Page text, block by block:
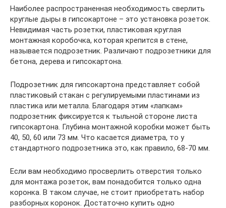
Наиболее распространенная необходимость сверлить
круглые дыры в гипсокартоне – это установка розеток.
Невидимая часть розетки, пластиковая круглая
монтажная коробочка, которая крепится в стене,
называется подрозетник. Различают подрозетники для
бетона, дерева и гипсокартона.
Подрозетник для гипсокартона представляет собой
пластиковый стакан с регулируемыми пластинами из
пластика или металла. Благодаря этим «лапкам»
подрозетник фиксируется к тыльной стороне листа
гипсокартона. Глубина монтажной коробки может быть
40, 50, 60 или 73 мм. Что касается диаметра, то у
стандартного подрозетника это, как правило, 68-70 мм.
Если вам необходимо просверлить отверстия только
для монтажа розеток, вам понадобится только одна
коронка. В таком случае, не стоит приобретать набор
разборных коронок. Достаточно купить одно